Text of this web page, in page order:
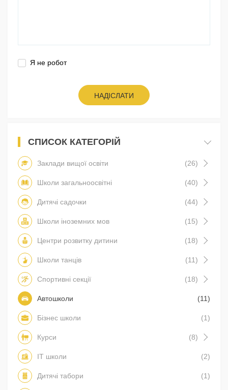
Я не робот
НАДІСЛАТИ
СПИСОК КАТЕГОРІЙ
Заклади вищої освіти (26)
Школи загальноосвітні (40)
Дитячі садочки (44)
Школи іноземних мов (15)
Центри розвитку дитини (18)
Школи танців (11)
Спортивні секції (18)
Автошколи (11)
Бізнес школи (1)
Курси (8)
IT школи (2)
Дитячі табори (1)